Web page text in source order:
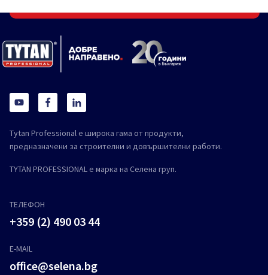
Tytan Professional е широка гама от продукти,
предназначени за строителни и довършителни работи.
TYTAN PROFESSIONAL е марка на Селена груп.
ТЕЛЕФОН
+359 (2) 490 03 44
E-MAIL
office@selena.bg